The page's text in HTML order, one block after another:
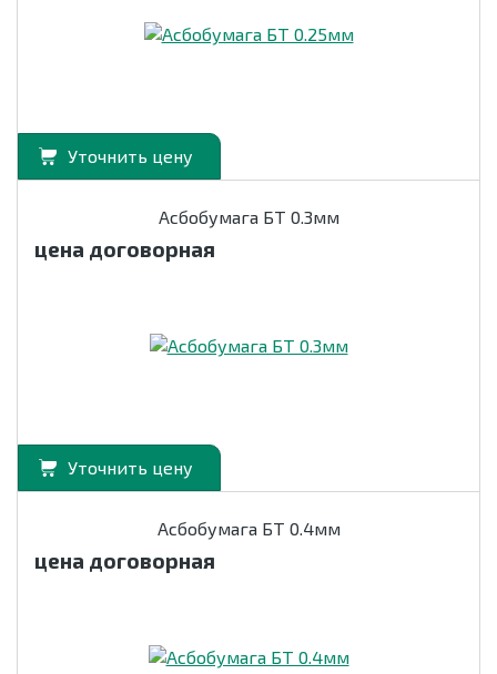
Уточнить цену
Асбобумага БТ 0.3мм
цена договорная
Уточнить цену
Асбобумага БТ 0.4мм
цена договорная